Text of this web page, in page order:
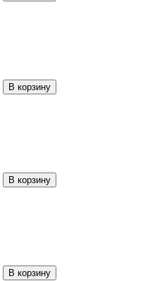
В корзину
В корзину
В корзину